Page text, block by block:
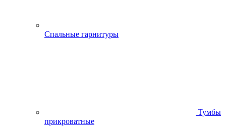
Спальные гарнитуры
Тумбы
прикроватные